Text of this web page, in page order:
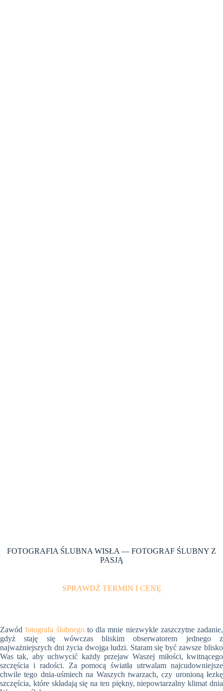
FOTOGRAFIA ŚLUBNA WISŁA — FOTOGRAF ŚLUBNY Z
PASJĄ
SPRAWDŹ TERMIN I CENĘ
Zawódfotografa ślubnegoto dla mnie niezwykle zaszczytne zadanie,
gdyż staję się wówczas bliskim obserwatorem jednego z
najważniejszych dni życia dwojga ludzi. Staram się być zawsze blisko
Was tak, aby uchwycić każdy przejaw Waszej miłości, kwitnącego
szczęścia i radości. Za pomocą światła utrwalam najcudowniejsze
chwile tego dnia-uśmiech na Waszych twarzach, czy uronioną łezkę
szczęścia, które składają się na ten piękny, niepowtarzalny klimat dnia